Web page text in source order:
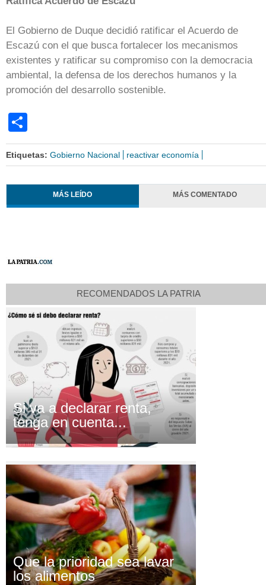
El Gobierno de Duque decidió ratificar el Acuerdo de
Escazú con el que busca fortalecer los mecanismos
existentes y ratificar su compromiso con la democracia
ambiental, la defensa de los derechos humanos y la
promoción del desarrollo sostenible.
Etiquetas: Gobierno Nacional reactivar economía
MÁS LEÍDO MÁS COMENTADO
RECOMENDADOS LA PATRIA
Si va a declarar renta,
tenga en cuenta...
Que la prioridad sea lavar
los alimentos